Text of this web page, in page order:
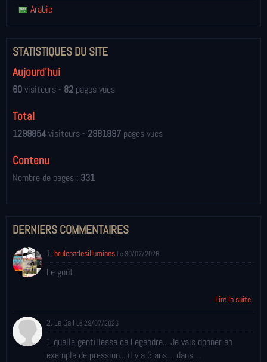
Arabic
STATISTIQUES DU SITE
Aujourd'hui
60visiteurs - 82 pages vues
Total
1299854visiteurs - 2981897 pages vues
Contenu
Nombre de pages : 331
DERNIERS COMMENTAIRES
1. bruleparlesillumines Le 30/07/2026
Le goût
Lire la suite
2. Le Gall Le 29/07/2026
1 quelle gentillesse ce Legendre... Je vais donner en
exemple de pression... il y a 3 ans.... dans ...